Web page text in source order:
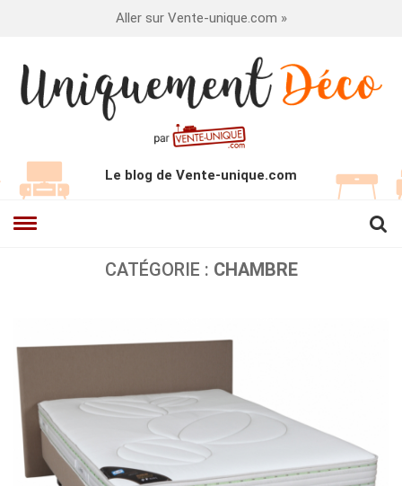
Aller sur Vente-unique.com »
Le blog de Vente-unique.com
CATÉGORIE : CHAMBRE